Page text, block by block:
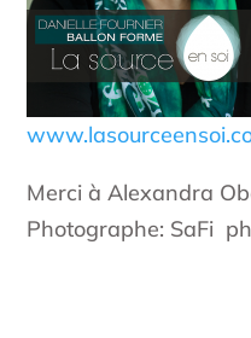
Merci à Alexandra
Photographe: SaFi